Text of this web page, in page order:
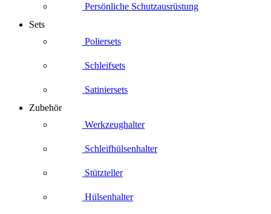
Persönliche Schutzausrüstung
Sets
Poliersets
Schleifsets
Satiniersets
Zubehör
Werkzeughalter
Schleifhülsenhalter
Stützteller
Hülsenhalter